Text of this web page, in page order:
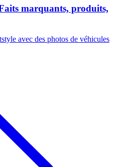
marquants, produits,
avec des photos de véhicules